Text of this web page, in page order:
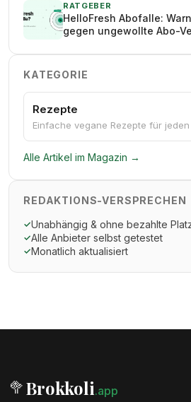
RATGEBER
HelloFresh Abofalle:
gegen ungewollte Abo-
KATEGORIE
Rezepte
Einfache vegane Rezepte für jeden
Alle Artikel im Magazin →
REDAKTIONS-VERSPRECHEN
✓Unabhängig & ohne bezahlte
✓Alle Anbieter selbst getestet
✓Monatlich aktualisiert
🥦Brokkoli.app